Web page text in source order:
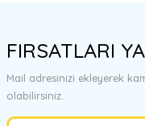
tarafımıza iletebilirsiniz.
Görüş ve önerileriniz için
Ürün resmi kalitesiz,
FIRSATLARI
Mail adresinizi ekleyerek
olabilirsiniz.